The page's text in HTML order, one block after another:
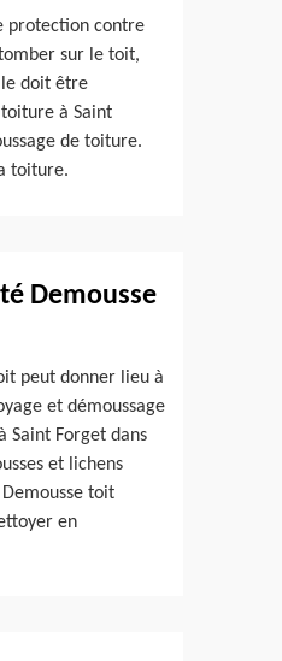
protection contre
sur le toit,
doit être
à Saint
de toiture.
toiture.
Demousse
peut donner lieu à
et démoussage
Saint Forget dans
et lichens
toit
en